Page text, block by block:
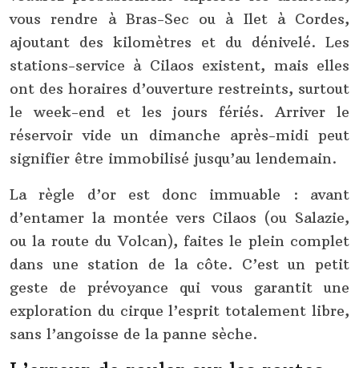
vous rendre à Bras-Sec ou à Ilet à Cordes,
ajoutant des kilomètres et du dénivelé. Les
stations-service à Cilaos existent, mais elles
ont des horaires d’ouverture restreints, surtout
le week-end et les jours fériés. Arriver le
réservoir vide un dimanche après-midi peut
signifier être immobilisé jusqu’au lendemain.
La règle d’or est donc immuable : avant
d’entamer la montée vers Cilaos (ou Salazie,
ou la route du Volcan), faites le plein complet
dans une station de la côte. C’est un petit
geste de prévoyance qui vous garantit une
exploration du cirque l’esprit totalement libre,
sans l’angoisse de la panne sèche.